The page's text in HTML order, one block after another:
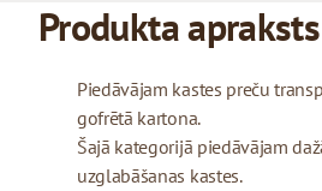
Produkta apraksts
Piedāvājam kastes preču
gofrētā kartona.
Šajā kategorijā piedāvājam
uzglabāšanas kastes.